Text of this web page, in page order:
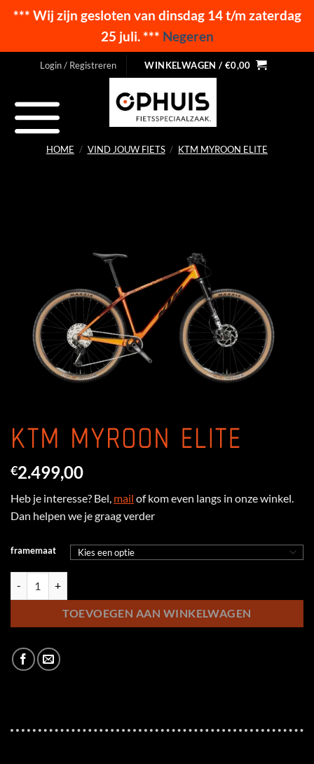
*** Wij zijn gesloten van dinsdag 14 t/m zaterdag
25 juli. *** Negeren
Login / Registreren WINKELWAGEN / €0,00
HOME / VIND JOUW FIETS / KTM MYROON ELITE
KTM MYROON ELITE
€2.499,00
Heb je interesse? Bel, mail of kom even langs in onze winkel.
Dan helpen we je graag verder
framemaat
TOEVOEGEN AAN WINKELWAGEN